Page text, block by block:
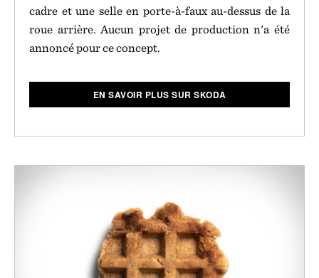
cadre et une selle en porte-à-faux au-dessus de la
roue arrière. Aucun projet de production n'a été
annoncé pour ce concept.
EN SAVOIR PLUS SUR SKODA